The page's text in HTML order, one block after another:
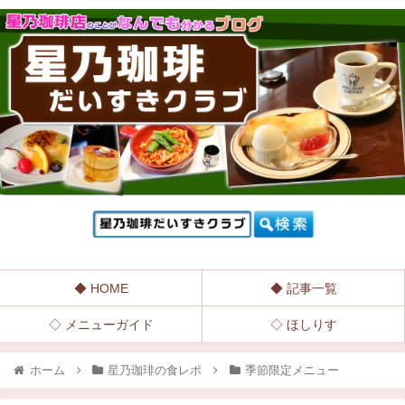
◆ HOME ◆ 記事一覧
◇ メニューガイド ◇ ほしりす
ホーム 星乃珈琲の食レポ 季節限定メニュー